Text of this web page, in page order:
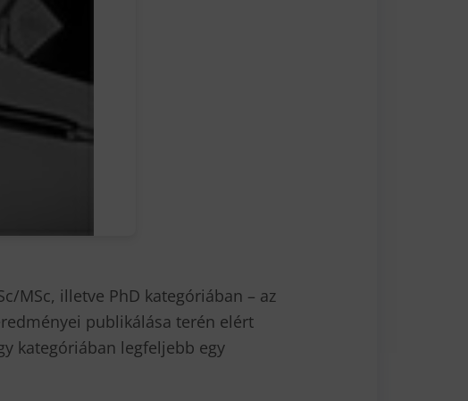
MSc, illetve PhD kategóriában – az
publikálása terén elért
kategóriában legfeljebb egy